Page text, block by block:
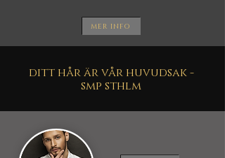
MER INFO
ditt hår är vår huvudsak -
smp sthlm